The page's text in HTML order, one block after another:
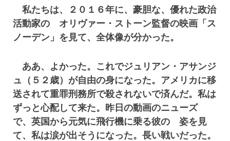
私たちは、２０１６年に、豪胆な、優れた政治
活動家の オリヴァー・ストーン監督の映画「ス
ノーデン」を見て、全体像が分かった。
ああ、よかった。これでジュリアン・アサンジ
ュ（５２歳）が自由の身になった。アメリカに移
送されて重罪刑務所で殺されないで済んだ。私は
ずっと心配して来た。昨日の動画のニューズ
で、英国から元気に飛行機に乗る彼の 姿を見
て、私は涙が出そうになった。長い戦いだった。